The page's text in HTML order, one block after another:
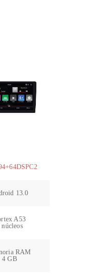
13.0
A53
núcleos
RAM
4 GB